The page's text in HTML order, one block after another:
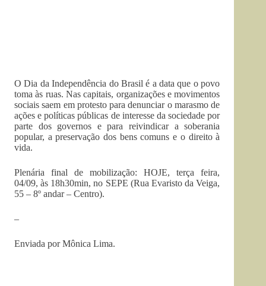
O Dia da Independência do Brasil é a data que o povo
toma às ruas. Nas capitais, organizações e movimentos
sociais saem em protesto para denunciar o marasmo de
ações e políticas públicas de interesse da sociedade por
parte dos governos e para reivindicar a soberania
popular, a preservação dos bens comuns e o direito à
vida.
Plenária final de mobilização: HOJE, terça feira,
04/09, às 18h30min, no SEPE (Rua Evaristo da Veiga,
55 – 8º andar – Centro).
–
Enviada por Mônica Lima.